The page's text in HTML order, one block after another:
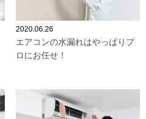
2020.06.26
エアコンの水漏れはやっぱりプ
ロにお任せ！